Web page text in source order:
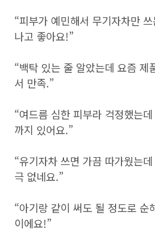
“피부가 예민해서 무기자차만
나고 좋아요!”
“백탁 있는 줄 알았는데 요즘 제
서 만족.”
“여드름 심한 피부라 걱정했는
까지 있어요.”
“유기자차 쓰면 가끔 따가웠는
극 없네요.”
“아기랑 같이 써도 될 정도로 순
이에요!”